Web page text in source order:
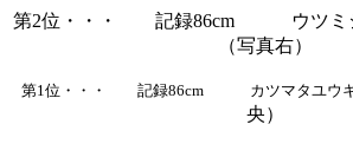
第2位・・・ 記録86cm ウツミシ
（写真右）
第1位・・・ 記録86cm カツマタユウキ
央）